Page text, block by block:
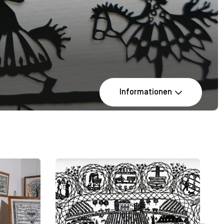
Informationen